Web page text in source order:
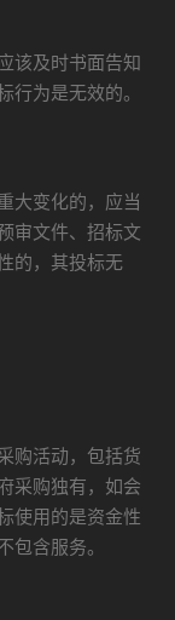
该及时书面告知
为是无效的。
大变化的，应当
审文件、招标文
的，其投标无
购活动，包括货
采购独有，如会
使用的是资金性
含服务。